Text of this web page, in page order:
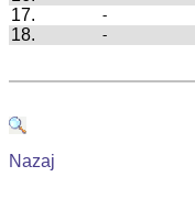
17.
-
18.
-
Nazaj